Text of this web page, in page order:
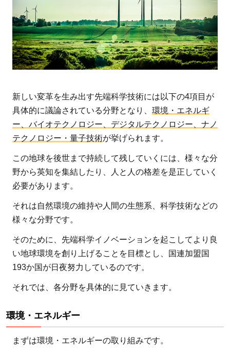
for
SDGs
に関
する
取り
針
4
SDGs
を達
成す
るた
めに
学技
術イ
ノベ
ーシ
ョン
要
新しい変革を生み出す先端科学技術には以下の4項目が
具体的に議論されている分野となり、 環境・エネルギ
ー、バイオテクノロジー、デジタルテクノロジー、ナノ
テクノロジー・量子技術が挙げられます。
この地球を後世まで持続して残していくには、様々な分
野から英知を集結したり、人と人の格差を是正していく
必要があります。
それは自然環境の維持や人間の生態系、科学技術などの
様々な分野です。
そのために、先端科学イノベーションを起こしてより良
い地球環境を創り上げることを目標とし、国連加盟国
193か国が日夜努力しているのです。
それでは、各分野を具体的に見ていきます。
環境・エネルギー
まずは環境・エネルギーの取り組みです。